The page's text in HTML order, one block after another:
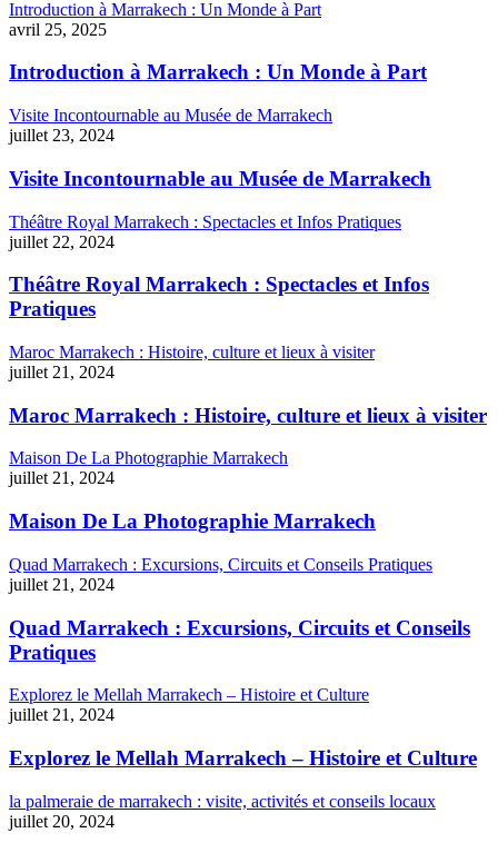
Introduction à Marrakech : Un Monde à Part
avril 25, 2025
Introduction à Marrakech : Un Monde à Part
Visite Incontournable au Musée de Marrakech
juillet 23, 2024
Visite Incontournable au Musée de Marrakech
Théâtre Royal Marrakech : Spectacles et Infos Pratiques
juillet 22, 2024
Théâtre Royal Marrakech : Spectacles et Infos
Pratiques
Maroc Marrakech : Histoire, culture et lieux à visiter
juillet 21, 2024
Maroc Marrakech : Histoire, culture et lieux à visiter
Maison De La Photographie Marrakech
juillet 21, 2024
Maison De La Photographie Marrakech
Quad Marrakech : Excursions, Circuits et Conseils Pratiques
juillet 21, 2024
Quad Marrakech : Excursions, Circuits et Conseils
Pratiques
Explorez le Mellah Marrakech – Histoire et Culture
juillet 21, 2024
Explorez le Mellah Marrakech – Histoire et Culture
la palmeraie de marrakech : visite, activités et conseils locaux
juillet 20, 2024